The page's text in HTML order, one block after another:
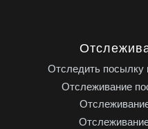
Отследить посылку
Отслеживание